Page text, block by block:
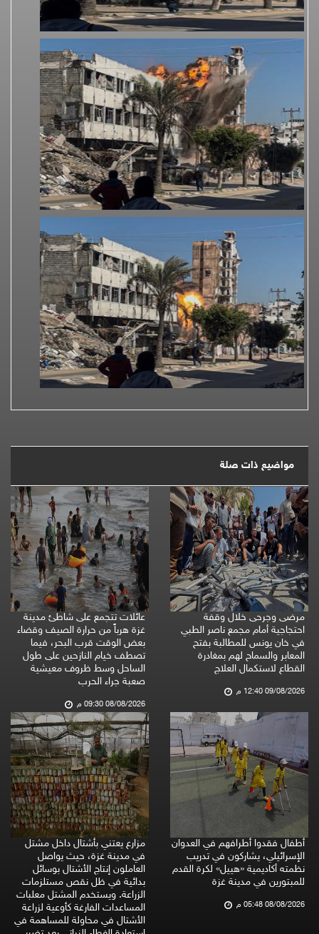
مواضيع ذات صلة
مرضى وجرحى خلال وقفة
احتجاجية أمام مجمع ناصر الطبي
في خان يونس للمطالبة بفتح
المعابر والسماح لهم بمغادرة
القطاع لاستكمال العلاج
09/08/2026 12:40 م
عائلات تتجمع على شاطئ مدينة
غزة هرباً من حرارة الصيف وقضاء
بعض الوقت قرب البحر، فيما
تصطف خيام النازحين على طول
الساحل وسط ظروف معيشية
صعبة جراء الحرب
08/08/2026 09:30 م
أطفال فقدوا أطرافهم في العدوان
الإسرائيلي، يشاركون في تدريب
نظمته أكاديمية «هييل» لكرة القدم
للمبتورين في مدينة غزة
08/08/2026 05:48 م
مزارع يعتني بأشتال داخل مشتل
في مدينة غزة، حيث يواصل
العاملون إنتاج الأشتال بوسائل
بدائية في ظل نقص مستلزمات
الزراعة. ويستخدم المشتل معلبات
المساعدات الفارغة كأوعية لزراعة
الأشتال في محاولة للمساهمة في